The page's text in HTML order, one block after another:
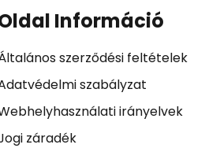
Információ
szerződési feltételek
szabályzat
irányelvek
záradék